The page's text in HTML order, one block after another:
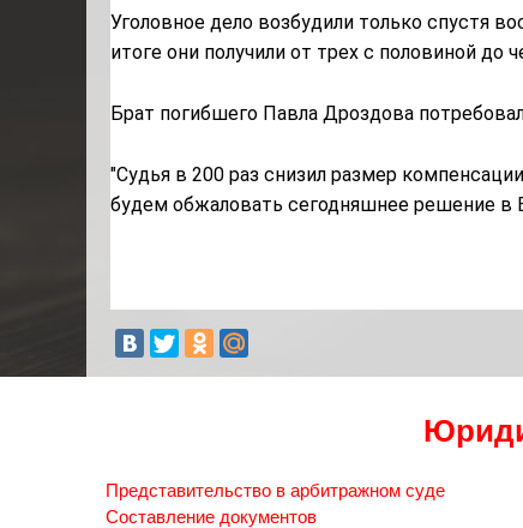
Уголовное дело возбудили только спустя
итоге они получили от трех с половиной
Брат погибшего Павла Дроздова
"Судья в 200 раз снизил размер
будем обжаловать сегодняшнее решение в
Представительство в арбитражном суде
Составление документов